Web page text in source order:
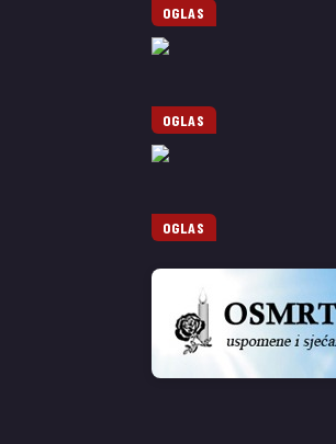
OGLAS
OGLAS
OGLAS